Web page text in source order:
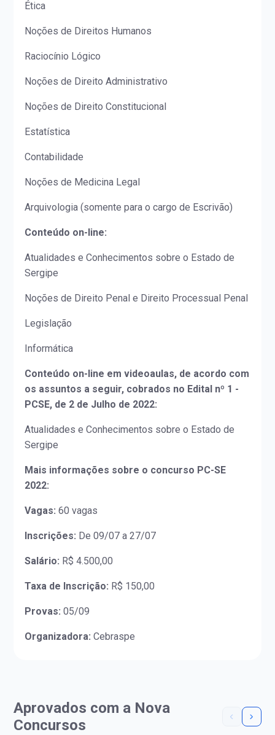
Ética
Noções de Direitos Humanos
Raciocínio Lógico
Noções de Direito Administrativo
Noções de Direito Constitucional
Estatística
Contabilidade
Noções de Medicina Legal
Arquivologia (somente para o cargo de Escrivão)
Conteúdo on-line:
Atualidades e Conhecimentos sobre o Estado de
Sergipe
Noções de Direito Penal e Direito Processual Penal
Legislação
Informática
Conteúdo on-line em videoaulas, de acordo com
os assuntos a seguir, cobrados no Edital nº 1 -
PCSE, de 2 de Julho de 2022:
Atualidades e Conhecimentos sobre o Estado de
Sergipe
Mais informações sobre o concurso PC-SE
2022:
Vagas: 60 vagas
Inscrições: De 09/07 a 27/07
Salário: R$ 4.500,00
Taxa de Inscrição: R$ 150,00
Provas: 05/09
Organizadora: Cebraspe
Aprovados com a Nova
Concursos